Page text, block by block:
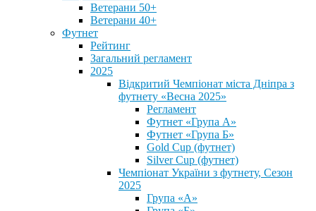
Ветерани 50+
Ветерани 40+
Футнет
Рейтинг
Загальний регламент
2025
Відкритий Чемпіонат міста Дніпра з
футнету «Весна 2025»
Регламент
Футнет «Група А»
Футнет «Група Б»
Gold Cup (футнет)
Silver Cup (футнет)
Чемпіонат України з футнету, Сезон
2025
Група «А»